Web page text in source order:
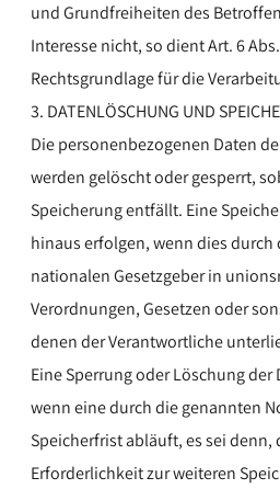
und Grundfreiheiten des
Interesse nicht, so dient Art. 6 Abs.
Rechtsgrundlage für die
3. DATENLÖSCHUNG UND
Die personenbezogenen Daten
werden gelöscht oder gesperrt,
Speicherung entfällt. Eine
hinaus erfolgen, wenn dies
nationalen Gesetzgeber in
Verordnungen, Gesetzen oder
denen der Verantwortliche
Eine Sperrung oder Löschung
wenn eine durch die genannten
Speicherfrist abläuft, es sei denn,
Erforderlichkeit zur weiteren